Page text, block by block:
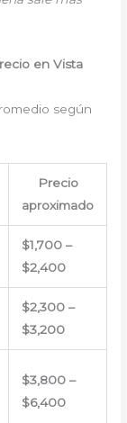
en Vista
según
Precio
aproximado
$1,700 –
$2,400
$2,300 –
$3,200
$3,800 –
$6,400